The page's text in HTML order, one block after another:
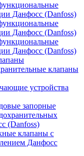
Данфосс (Danfoss)
Данфосс (Danfoss)
Данфосс (Danfoss)
клапаны
устройства
запорные
(Danfoss)
клапаны с
Данфосс